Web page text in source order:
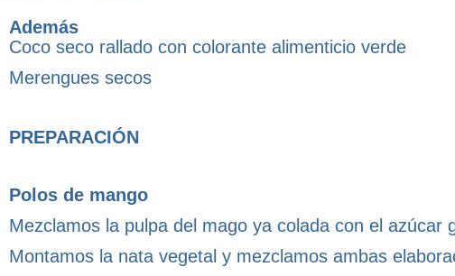
Además
Coco seco rallado con colorante alimenticio verde
Merengues secos
PREPARACIÓN
Polos de mango
Mezclamos la pulpa del mago ya colada con el azúcar
Montamos la nata vegetal y mezclamos ambas